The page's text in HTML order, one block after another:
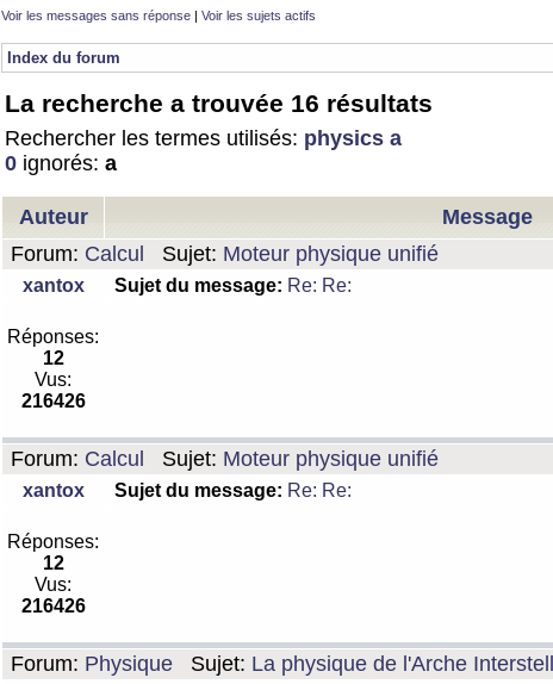
Voir les messages sans réponse | Voir les sujets actifs
Index du forum
La recherche a trouvée 16 résultats
Rechercher les termes utilisés: physics a
0 ignorés: a
Auteur
Message
Forum: Calcul Sujet: Moteur physique unifié
xantox Sujet du message: Re: Re:
Réponses:
12
Vus:
216426
Forum: Calcul Sujet: Moteur physique unifié
xantox Sujet du message: Re: Re:
Réponses:
12
Vus:
216426
Forum: Physique Sujet: La physique de l'Arche